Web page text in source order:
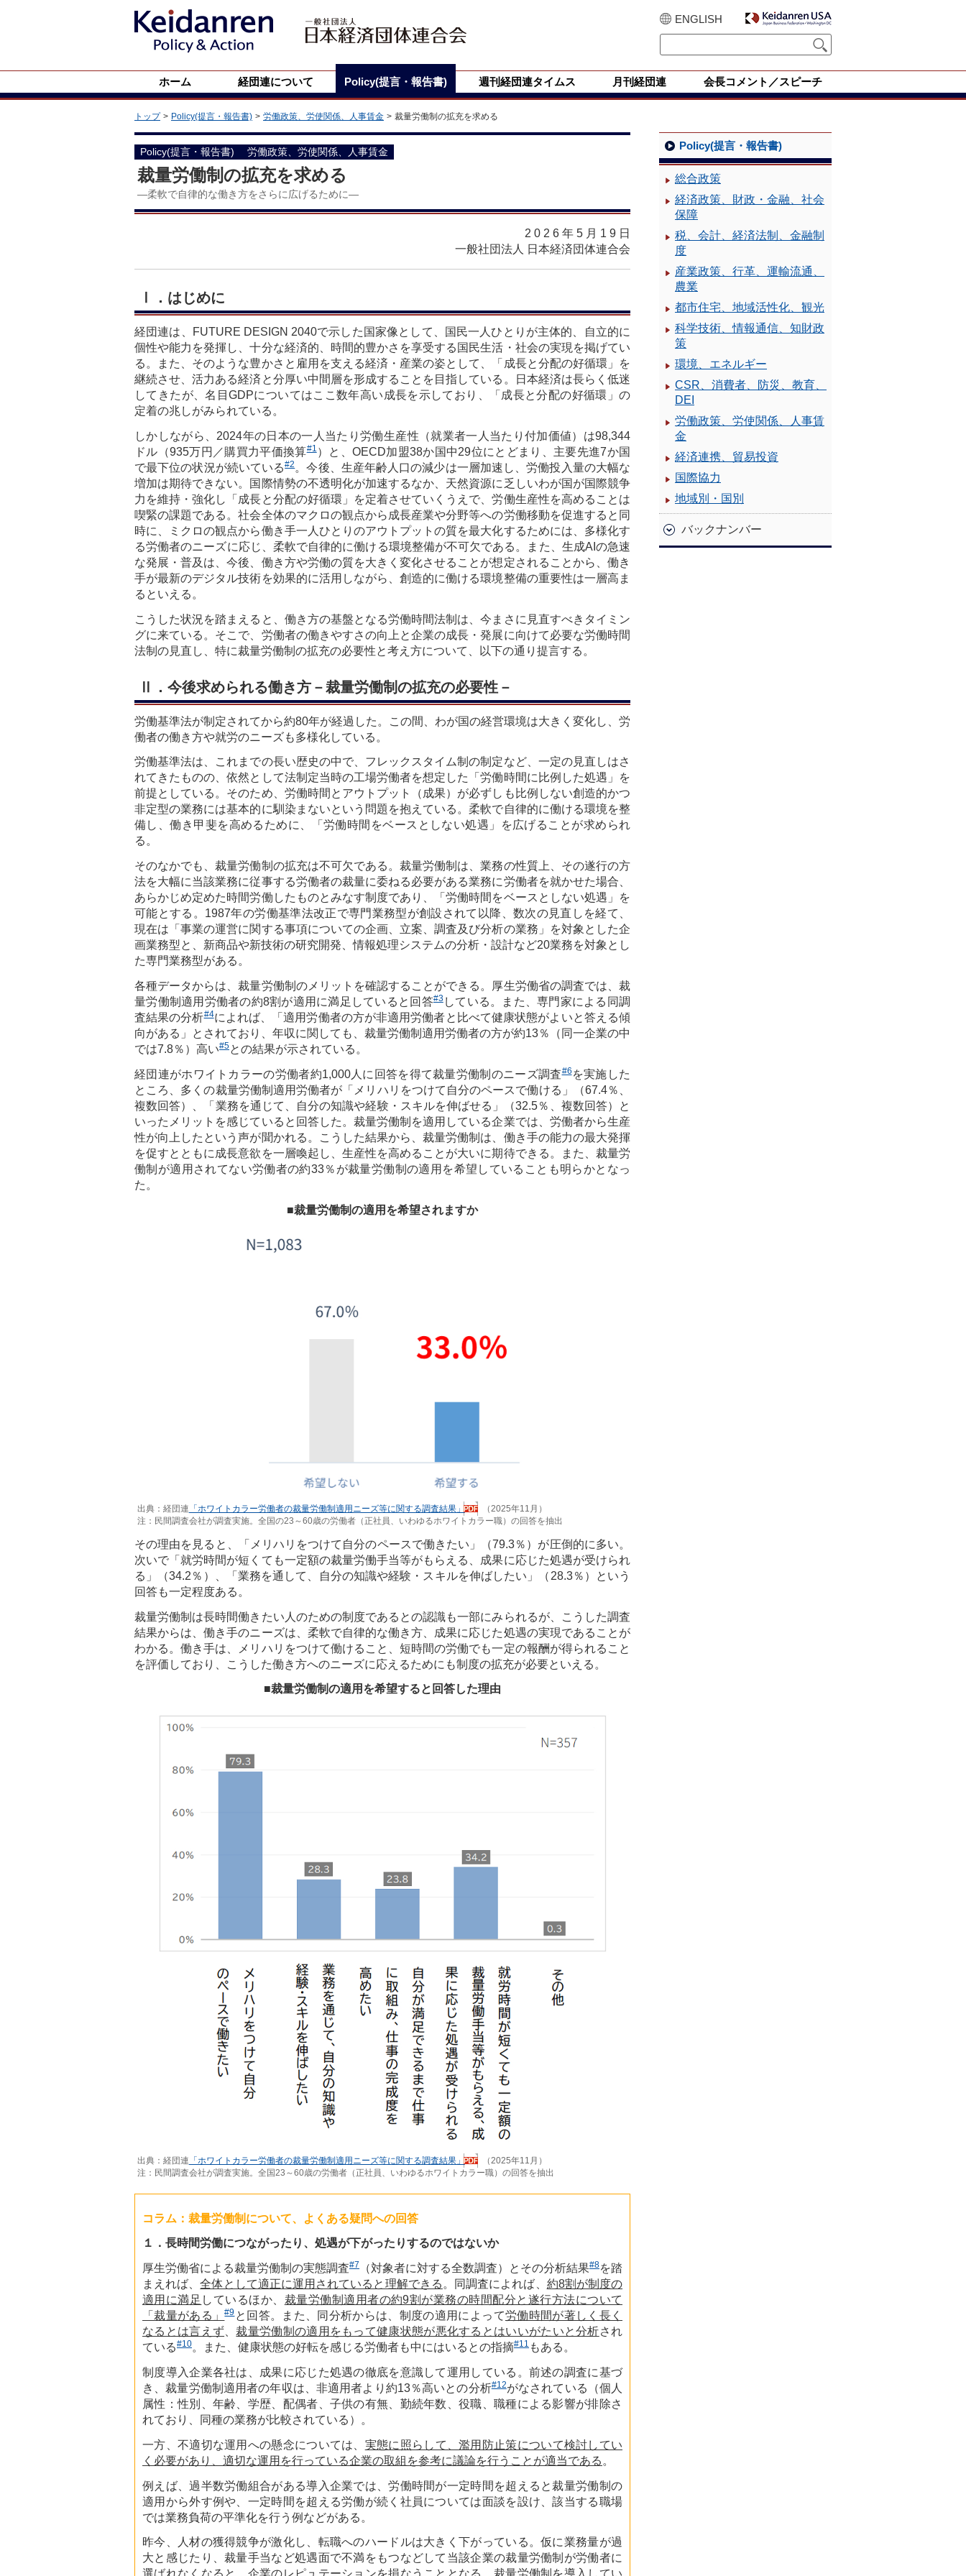
ENGLISH
ホーム 経団連について Policy(提言・報告書) 週刊経団連タイムス 月刊経団連 会長コメント／スピーチ
トップ Policy(提言・報告書) 労働政策、労使関係、人事賃金 裁量労働制の拡充を求める
Policy(提言・報告書) 労働政策、労使関係、人事賃金
裁量労働制の拡充を求める
―柔軟で自律的な働き方をさらに広げるために―
2026年5月19 日
一般社団法人 日本経済団体連合会
Ⅰ．はじめに
経団連は、FUTURE DESIGN 2040で示した国家像として、国民一人ひとりが主体的、自立的に
個性や能力を発揮し、十分な経済的、時間的豊かさを享受する国民生活・社会の実現を掲げてい
る。また、そのような豊かさと雇用を支える経済・産業の姿として、「成長と分配の好循環」を
継続させ、活力ある経済と分厚い中間層を形成することを目指している。日本経済は長らく低迷
してきたが、名目GDPについてはここ数年高い成長を示しており、「成長と分配の好循環」の
定着の兆しがみられている。
しかしながら、2024年の日本の一人当たり労働生産性（就業者一人当たり付加価値）は98,344
ドル（935万円／購買力平価換算#1）と、OECD加盟38か国中29位にとどまり、主要先進7か国
で最下位の状況が続いている#2。今後、生産年齢人口の減少は一層加速し、労働投入量の大幅な
増加は期待できない。国際情勢の不透明化が加速するなか、天然資源に乏しいわが国が国際競争
力を維持・強化し「成長と分配の好循環」を定着させていくうえで、労働生産性を高めることは
喫緊の課題である。社会全体のマクロの観点から成長産業や分野等への労働移動を促進すると同
時に、ミクロの観点から働き手一人ひとりのアウトプットの質を最大化するためには、多様化す
る労働者のニーズに応じ、柔軟で自律的に働ける環境整備が不可欠である。また、生成AIの急速
な発展・普及は、今後、働き方や労働の質を大きく変化させることが想定されることから、働き
手が最新のデジタル技術を効果的に活用しながら、創造的に働ける環境整備の重要性は一層高ま
るといえる。
こうした状況を踏まえると、働き方の基盤となる労働時間法制は、今まさに見直すべきタイミン
グに来ている。そこで、労働者の働きやすさの向上と企業の成長・発展に向けて必要な労働時間
法制の見直し、特に裁量労働制の拡充の必要性と考え方について、以下の通り提言する。
Ⅱ．今後求められる働き方－裁量労働制の拡充の必要性－
労働基準法が制定されてから約80年が経過した。この間、わが国の経営環境は大きく変化し、労
働者の働き方や就労のニーズも多様化している。
労働基準法は、これまでの長い歴史の中で、フレックスタイム制の制定など、一定の見直しはさ
れてきたものの、依然として法制定当時の工場労働者を想定した「労働時間に比例した処遇」を
前提としている。そのため、労働時間とアウトプット（成果）が必ずしも比例しない創造的かつ
非定型の業務には基本的に馴染まないという問題を抱えている。柔軟で自律的に働ける環境を整
備し、働き甲斐を高めるために、「労働時間をベースとしない処遇」を広げることが求められ
る。
そのなかでも、裁量労働制の拡充は不可欠である。裁量労働制は、業務の性質上、その遂行の方
法を大幅に当該業務に従事する労働者の裁量に委ねる必要がある業務に労働者を就かせた場合、
あらかじめ定めた時間労働したものとみなす制度であり、「労働時間をベースとしない処遇」を
可能とする。1987年の労働基準法改正で専門業務型が創設されて以降、数次の見直しを経て、
現在は「事業の運営に関する事項についての企画、立案、調査及び分析の業務」を対象とした企
画業務型と、新商品や新技術の研究開発、情報処理システムの分析・設計など20業務を対象とし
た専門業務型がある。
各種データからは、裁量労働制のメリットを確認することができる。厚生労働省の調査では、裁
量労働制適用労働者の約8割が適用に満足していると回答#3している。また、専門家による同調
査結果の分析#4によれば、「適用労働者の方が非適用労働者と比べて健康状態がよいと答える傾
向がある」とされており、年収に関しても、裁量労働制適用労働者の方が約13％（同一企業の中
では7.8％）高い#5との結果が示されている。
経団連がホワイトカラーの労働者約1,000人に回答を得て裁量労働制のニーズ調査#6を実施した
ところ、多くの裁量労働制適用労働者が「メリハリをつけて自分のペースで働ける」（67.4％、
複数回答）、「業務を通じて、自分の知識や経験・スキルを伸ばせる」（32.5％、複数回答）と
いったメリットを感じていると回答した。裁量労働制を適用している企業では、労働者から生産
性が向上したという声が聞かれる。こうした結果から、裁量労働制は、働き手の能力の最大発揮
を促すとともに成長意欲を一層喚起し、生産性を高めることが大いに期待できる。また、裁量労
働制が適用されてない労働者の約33％が裁量労働制の適用を希望していることも明らかとなっ
た。
■裁量労働制の適用を希望されますか
出典：経団連 「ホワイトカラー労働者の裁量労働制適用ニーズ等に関する調査結果」
（2025年11月）
注：民間調査会社が調査実施。全国の23～60歳の労働者（正社員、いわゆるホワイトカラー職）の回答を抽出
その理由を見ると、「メリハリをつけて自分のペースで働きたい」（79.3％）が圧倒的に多い。
次いで「就労時間が短くても一定額の裁量労働手当等がもらえる、成果に応じた処遇が受けられ
る」（34.2％）、「業務を通して、自分の知識や経験・スキルを伸ばしたい」（28.3％）という
回答も一定程度ある。
裁量労働制は長時間働きたい人のための制度であるとの認識も一部にみられるが、こうした調査
結果からは、働き手のニーズは、柔軟で自律的な働き方、成果に応じた処遇の実現であることが
わかる。働き手は、メリハリをつけて働けること、短時間の労働でも一定の報酬が得られること
を評価しており、こうした働き方へのニーズに応えるためにも制度の拡充が必要といえる。
■裁量労働制の適用を希望すると回答した理由
出典：経団連 「ホワイトカラー労働者の裁量労働制適用ニーズ等に関する調査結果」
（2025年11月）
注：民間調査会社が調査実施。全国23～60歳の労働者（正社員、いわゆるホワイトカラー職）の回答を抽出
コラム：裁量労働制について、よくある疑問への回答
１．長時間労働につながったり、処遇が下がったりするのではないか
厚生労働省による裁量労働制の実態調査#7 （対象者に対する全数調査）とその分析結果#8を踏
まえれば、全体として適正に運用されていると理解できる 。同調査によれば、 約8割が制度の
適用に満足 しているほか、 裁量労働制適用者の約9割が業務の時間配分と遂行方法について
「裁量がある」#9と回答。また、同分析からは、制度の適用によって労働時間が著しく長く
なるとは言えず
裁量労働制の適用をもって健康状態が悪化するとはいいがたいと分析され
ている#10。また、健康状態の好転を感じる労働者も中にはいるとの指摘#11 もある。
制度導入企業各社は、成果に応じた処遇の徹底を意識して運用している。前述の調査に基づ
き、裁量労働制適用者の年収は、非適用者より約13％高いとの分析#12がなされている（個人
属性：性別、年齢、学歴、配偶者、子供の有無、勤続年数、役職、職種による影響が排除さ
れており、同種の業務が比較されている）。
一方、不適切な運用への懸念については、 実態に照らして、濫用防止策について検討してい
く必要があり、適切な運用を行っている企業の取組を参考に議論を行うことが適当である 。
例えば、過半数労働組合がある導入企業では、労働時間が一定時間を超えると裁量労働制の
適用から外す例や、一定時間を超える労働が続く社員については面談を設け、該当する職場
では業務負荷の平準化を行う例などがある。
昨今、人材の獲得競争が激化し、転職へのハードルは大きく下がっている。仮に業務量が過
大と感じたり、裁量手当など処遇面で不満をもつなどして当該企業の裁量労働制が労働者に
Policy(提言・報告書)
総合政策
経済政策、財政・金融、社会
保障
税、会計、経済法制、金融制
度
産業政策、行革、運輸流通、
農業
都市住宅、地域活性化、観光
科学技術、情報通信、知財政
策
環境、エネルギー
CSR、消費者、防災、教育、
DEI
労働政策、労使関係、人事賃
金
経済連携、貿易投資
国際協力
地域別・国別
バックナンバー